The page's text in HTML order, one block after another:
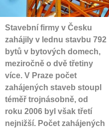
Stavební firmy v Česku
zahájily v lednu stavbu 792
bytů v bytových domech,
meziročně o dvě třetiny
více. V Praze počet
zahájených staveb stoupl
téměř trojnásobně, od
roku 2006 byl však třetí
nejnižší. Počet zahájených